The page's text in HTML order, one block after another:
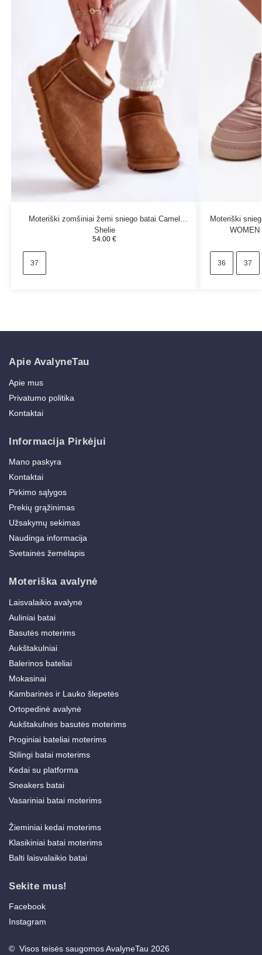
Moteriški zomšiniai žemi sniego batai Camel
Shelie
54.00€
37
Moteriški
WOMEN
36 37
Apie AvalyneTau
Apie mus
Privatumo politika
Kontaktai
Informacija Pirkėjui
Mano paskyra
Kontaktai
Pirkimo sąlygos
Prekių grąžinimas
Užsakymų sekimas
Naudinga informacija
Svetainės žemėlapis
Moteriška avalynė
Laisvalaikio avalynė
Auliniai batai
Basutės moterims
Aukštakulniai
Balerinos bateliai
Mokasinai
Kambarinės ir Lauko šlepetės
Ortopedinė avalynė
Aukštakulnės basutės moterims
Proginiai bateliai moterims
Stilingi batai moterims
Kedai su platforma
Sneakers batai
Vasariniai batai moterims
Žieminiai kedai moterims
Klasikiniai batai moterims
Balti laisvalaikio batai
Sekite mus!
Facebook
Instagram
© Visos teisės saugomos AvalyneTau 2026